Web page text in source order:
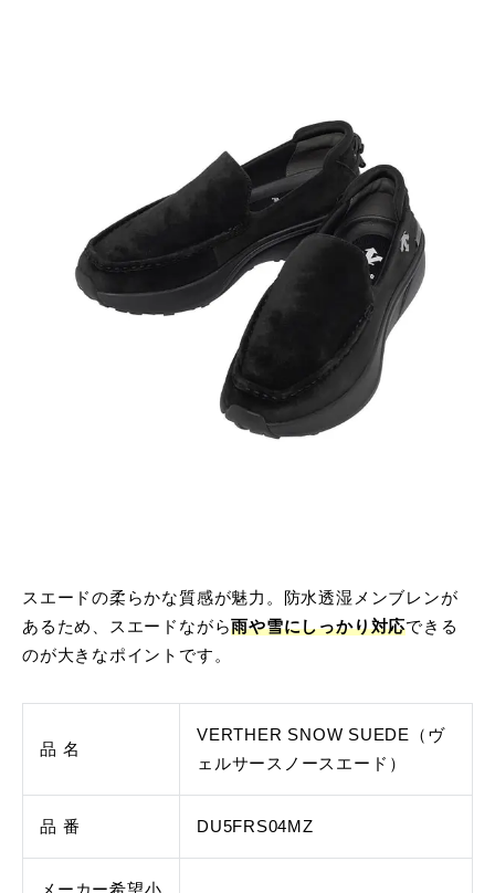
スエードの柔らかな質感が魅力。防水透湿メンブレンが
あるため、スエードながら雨や雪にしっかり対応できる
のが大きなポイントです。
品 名
VERTHER SNOW SUEDE（ヴ
ェルサースノースエード）
品 番 DU5FRS04MZ